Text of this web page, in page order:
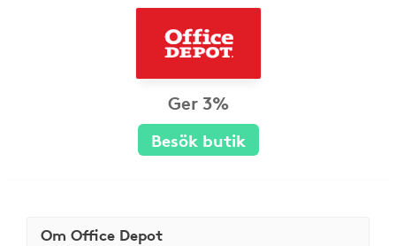
Ger 3%
Besök butik
Om Office Depot